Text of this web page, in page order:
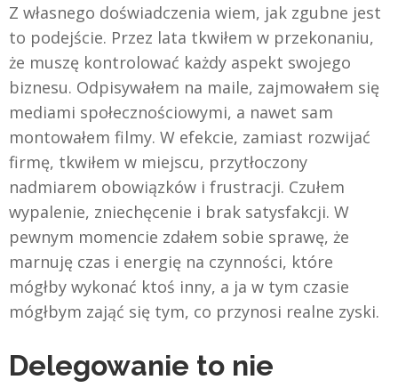
Z własnego doświadczenia wiem, jak zgubne jest
to podejście. Przez lata tkwiłem w przekonaniu,
że muszę kontrolować każdy aspekt swojego
biznesu. Odpisywałem na maile, zajmowałem się
mediami społecznościowymi, a nawet sam
montowałem filmy. W efekcie, zamiast rozwijać
firmę, tkwiłem w miejscu, przytłoczony
nadmiarem obowiązków i frustracji. Czułem
wypalenie, zniechęcenie i brak satysfakcji. W
pewnym momencie zdałem sobie sprawę, że
marnuję czas i energię na czynności, które
mógłby wykonać ktoś inny, a ja w tym czasie
mógłbym zająć się tym, co przynosi realne zyski.
Delegowanie to nie